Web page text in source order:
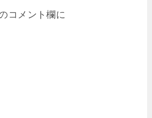
コメント欄に